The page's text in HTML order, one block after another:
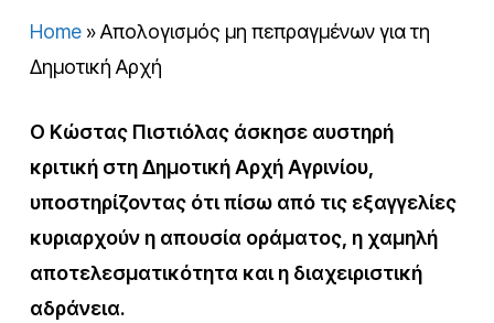
Home»Απολογισμός μη πεπραγμένων για τη
Δημοτική Αρχή
Ο Κώστας Πιστιόλας άσκησε αυστηρή
κριτική στη Δημοτική Αρχή Αγρινίου,
υποστηρίζοντας ότι πίσω από τις εξαγγελίες
κυριαρχούν η απουσία οράματος, η χαμηλή
αποτελεσματικότητα και η διαχειριστική
αδράνεια.